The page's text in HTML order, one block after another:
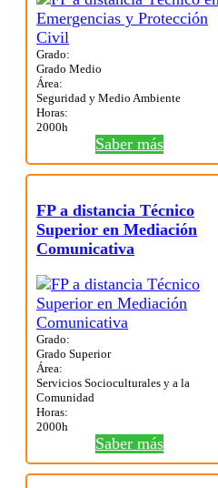
Grado:
Grado Medio
Área:
Seguridad y Medio Ambiente
Horas:
2000h
Saber más
FP a distancia Técnico
Superior en Mediación
Comunicativa
Grado:
Grado Superior
Área:
Servicios Socioculturales y a la
Comunidad
Horas:
2000h
Saber más